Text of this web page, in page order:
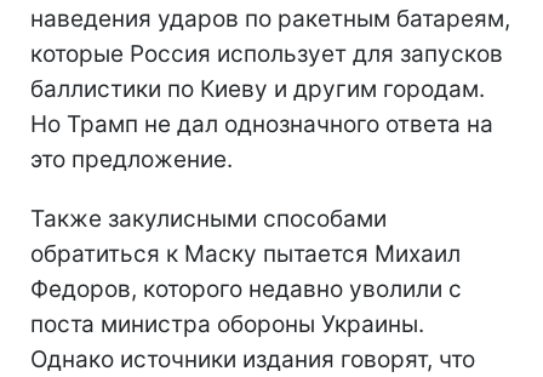
наведения ударов по ракетным батареям,
которые Россия использует для запусков
баллистики по Киеву и другим городам.
Но Трамп не дал однозначного ответа на
это предложение.
Также закулисными способами
обратиться к Маску пытается Михаил
Федоров, которого недавно уволили с
поста министра обороны Украины.
Однако источники издания говорят, что